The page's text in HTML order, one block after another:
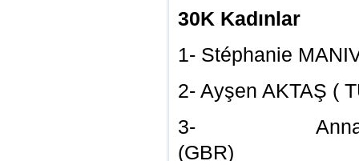
30K Kadınlar
1- Stéphanie
2- Ayşen
3-